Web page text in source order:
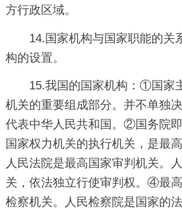
方行政区域。
14.国家机构与国家职能的关
构的设置。
15.我国的国家机构：①国家主
机关的重要组成部分。并不单独
代表中华人民共和国。②国务院
国家权力机关的执行机关，是最
人民法院是最高国家审判机关。
关，依法独立行使审判权。④最
检察机关。人民检察院是国家的